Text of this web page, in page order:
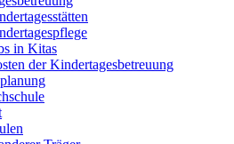
in Kitas
der Kindertagesbetreuung